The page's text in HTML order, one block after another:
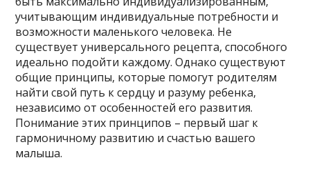
учитывающим индивидуальные потребности и
возможности маленького человека. Не
существует универсального рецепта, способного
идеально подойти каждому. Однако существуют
общие принципы, которые помогут родителям
найти свой путь к сердцу и разуму ребенка,
независимо от особенностей его развития.
Понимание этих принципов – первый шаг к
гармоничному развитию и счастью вашего
малыша.